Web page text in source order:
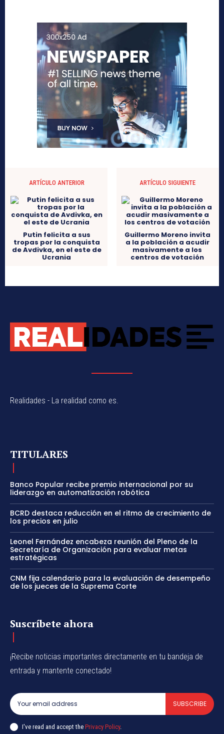
ARTÍCULO ANTERIOR
Putin felicita a sus
tropas por la conquista
de Avdivka, en el este de
Ucrania
ARTÍCULO SIGUIENTE
Guillermo Moreno invita
a la población a acudir
masivamente a los
centros de votación
Realidades - La realidad como es.
TITULARES
Banco Popular recibe premio internacional por su
liderazgo en automatización robótica
BCRD destaca reducción en el ritmo de crecimiento de
los precios en julio
Leonel Fernández encabeza reunión del Pleno de la
Secretaría de Organización para evaluar metas
estratégicas
CNM fija calendario para la evaluación de desempeño
de los jueces de la Suprema Corte
Suscríbete ahora
¡Recibe noticias importantes directamente en tu bandeja de
entrada y mantente conectado!
SUBSCRIBE
I've read and accept the Privacy Policy.